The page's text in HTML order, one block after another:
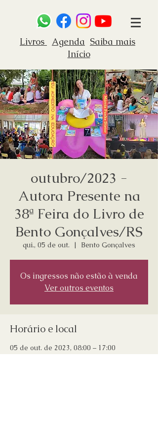
Livros Agenda Saiba mais
Início
outubro/2023 -
Autora Presente na
38ª Feira do Livro de
Bento Gonçalves/RS
qui., 05 de out.
  |
Bento Gonçalves
Os ingressos não estão à venda
Ver outros eventos
Horário e local
05 de out. de 2023, 08:00 – 17:00